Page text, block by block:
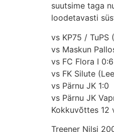
suutsime taga
loodetavasti
vs KP75 / TuPS
vs Maskun
vs FC Flora I 0:6
vs FK Silute
vs Pärnu JK 1:0
vs Pärnu JK
Kokkuvõttes 12
Treener Nilsi